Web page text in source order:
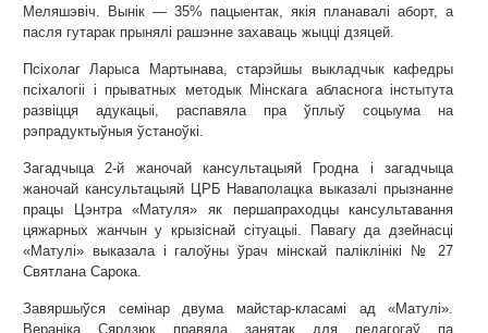
Меляшэвіч. Вынік — 35% пацыентак, якія планавалі аборт, а
пасля гутарак прынялі рашэнне захаваць жыцці дзяцей.
Псіхолаг Ларыса Мартынава, старэйшы выкладчык кафедры
псіхалогіі і прыватных методык Мінскага абласнога інстытута
развіцця адукацыі, распавяла пра ўплыў соцыума на
рэпрадуктыўныя ўстаноўкі.
Загадчыца 2-й жаночай кансультацыяй Гродна і загадчыца
жаночай кансультацыяй ЦРБ Наваполацка выказалі прызнанне
працы Цэнтра «Матуля» як першапраходцы кансультавання
цяжарных жанчын у крызіснай сітуацыі. Павагу да дзейнасці
«Матулі» выказала і галоўны ўрач мінскай паліклінікі № 27
Святлана Сарока.
Завяршыўся семінар двума майстар-класамі ад «Матулі».
Вераніка Сярдзюк правяла занятак для педагогаў па